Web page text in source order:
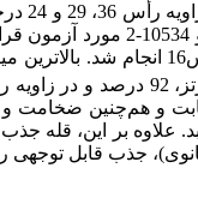
بالاترین میانه جذب
و هم‌چنین ضخامت
علاوه بر این، قله
جذب قابل توجهی را در یک